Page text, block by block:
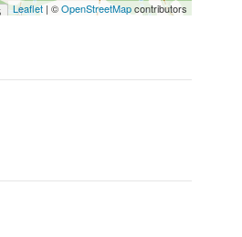
Leaflet | ©OpenStreetMapcontributors